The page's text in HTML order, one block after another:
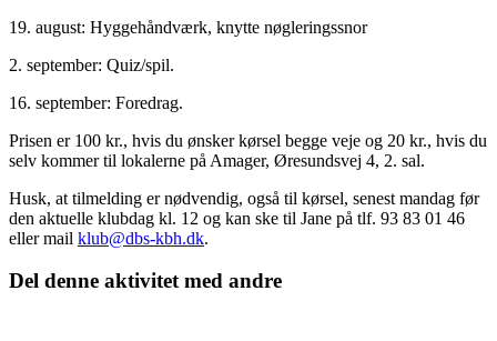
19. august: Hyggehåndværk, knytte nøgleringssnor
2. september: Quiz/spil.
16. september: Foredrag.
Prisen er 100 kr., hvis du ønsker kørsel begge veje og 20 kr., hvis du
selv kommer til lokalerne på Amager, Øresundsvej 4, 2. sal.
Husk, at tilmelding er nødvendig, også til kørsel, senest mandag før
den aktuelle klubdag kl. 12 og kan ske til Jane på tlf. 93 83 01 46
eller mail klub@dbs-kbh.dk.
Del denne aktivitet med andre